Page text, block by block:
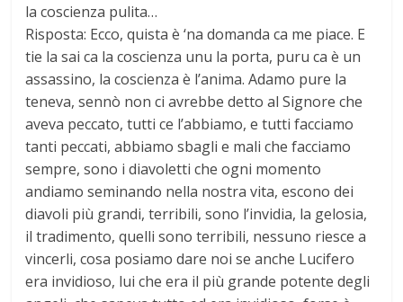
la coscienza pulita…
Risposta: Ecco, quista è ‘na domanda ca me piace. E
tie la sai ca la coscienza unu la porta, puru ca è un
assassino, la coscienza è l’anima. Adamo pure la
teneva, sennò non ci avrebbe detto al Signore che
aveva peccato, tutti ce l’abbiamo, e tutti facciamo
tanti peccati, abbiamo sbagli e mali che facciamo
sempre, sono i diavoletti che ogni momento
andiamo seminando nella nostra vita, escono dei
diavoli più grandi, terribili, sono l’invidia, la gelosia,
il tradimento, quelli sono terribili, nessuno riesce a
vincerli, cosa posiamo dare noi se anche Lucifero
era invidioso, lui che era il più grande potente degli